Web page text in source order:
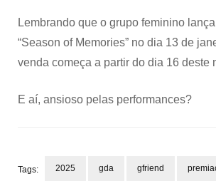
Lembrando que o grupo feminino
“Season of Memories” no dia 13 de
venda começa a partir do dia 16 deste
E aí, ansioso pelas performances?
Tags: 2025 gda gfriend